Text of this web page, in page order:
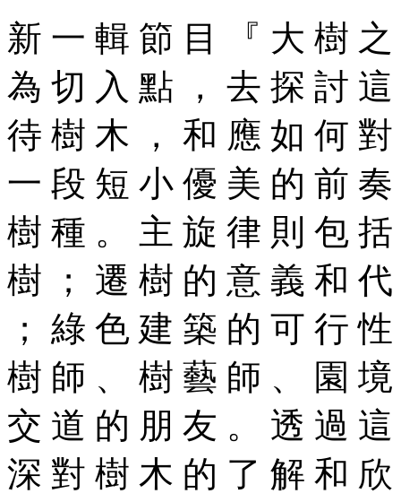
新 一 輯 節 目 『 大 樹
為 切 入 點 ， 去 探 討
待 樹 木 ， 和 應 如 何
一 段 短 小 優 美 的 前
樹 種 。 主 旋 律 則 包
樹 ； 遷 樹 的 意 義 和
； 綠 色 建 築 的 可 行
樹 師 、 樹 藝 師 、 園
交 道 的 朋 友 。 透 過
深 對 樹 木 的 了 解 和